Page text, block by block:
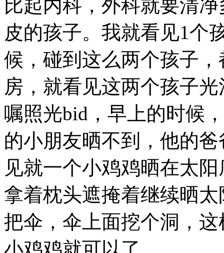
比起内科，外科就要清
皮的孩子。我就看见1个
候，碰到这么两个孩子
房，就看见这两个孩子
嘱照光bid，早上的时候
的小朋友晒不到，他的
见就一个小鸡鸡晒在太
拿着枕头遮掩着继续晒
把伞，伞上面挖个洞，